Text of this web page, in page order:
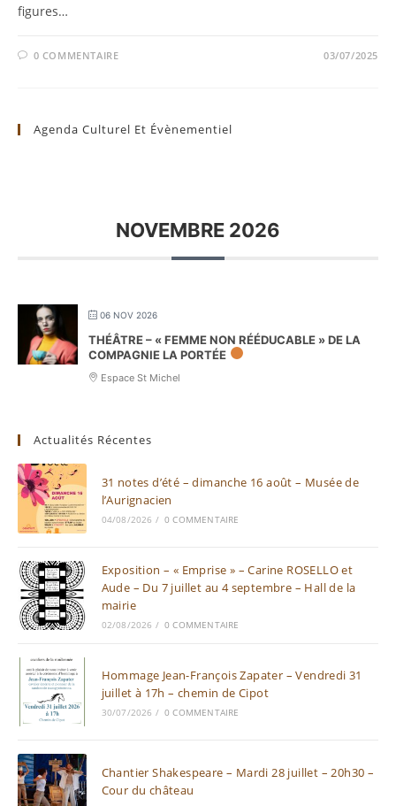
figures…
0 COMMENTAIRE 03/07/2025
Agenda Culturel Et Évènementiel
NOVEMBRE 2026
06 NOV 2026
THÉÂTRE – « FEMME NON RÉÉDUCABLE » DE LA
COMPAGNIE LA PORTÉE
Espace St Michel
Actualités Récentes
31 notes d’été – dimanche 16 août – Musée de
l’Aurignacien
04/08/2026 / 0 COMMENTAIRE
Exposition – « Emprise » – Carine ROSELLO et
Aude – Du 7 juillet au 4 septembre – Hall de la
mairie
02/08/2026 / 0 COMMENTAIRE
Hommage Jean-François Zapater – Vendredi 31
juillet à 17h – chemin de Cipot
30/07/2026 / 0 COMMENTAIRE
Chantier Shakespeare – Mardi 28 juillet – 20h30 –
Cour du château